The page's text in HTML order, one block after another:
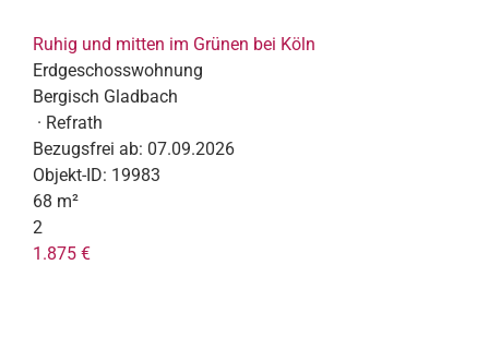
Ruhig und mitten im Grünen bei Köln
Erdgeschosswohnung
Bergisch Gladbach
· Refrath
Bezugsfrei ab: 07.09.2026
Objekt-ID: 19983
68 m²
2
1.875 €